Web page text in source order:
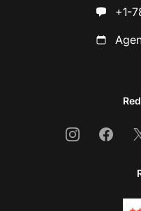
+1-
Instagram